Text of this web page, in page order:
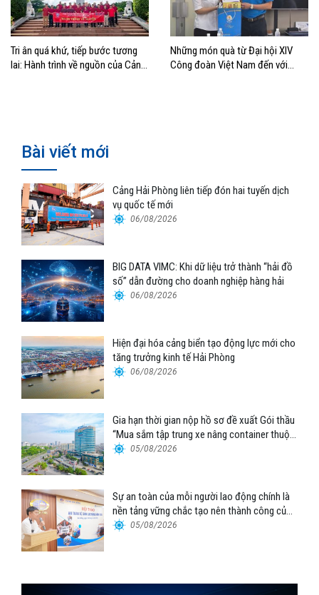
Tri ân quá khứ, tiếp bước tương
lai: Hành trình về nguồn của Cảng
Những món quà từ Đại hội XIV
Công đoàn Việt Nam đến với
Bài viết mới
Cảng Hải Phòng liên tiếp đón hai tuyến dịch
vụ quốc tế mới
06/08/2026
BIG DATA VIMC: Khi dữ liệu trở thành “hải đồ
số” dẫn đường cho doanh nghiệp hàng hải
06/08/2026
Hiện đại hóa cảng biển tạo động lực mới cho
tăng trưởng kinh tế Hải Phòng
06/08/2026
Gia hạn thời gian nộp hồ sơ đề xuất Gói thầu
“Mua sắm tập trung xe nâng container thuộc
Tổng công ty Hàng hải Việt Nam – CTCP”
05/08/2026
Sự an toàn của mỗi người lao động chính là
nền tảng vững chắc tạo nên thành công của
Cảng Đà Nẵng
05/08/2026